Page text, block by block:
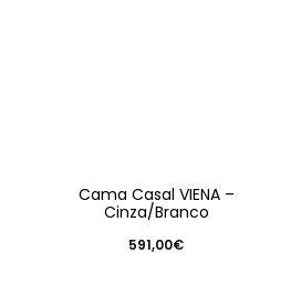
Cama Casal VIENA –
Cinza/Branco
591,00€